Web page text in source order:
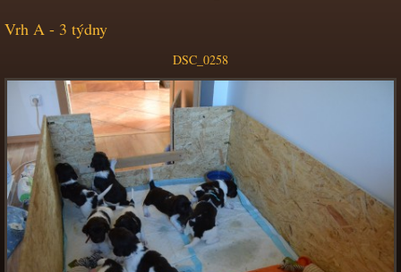
Vrh A - 3 týdny
DSC_0258